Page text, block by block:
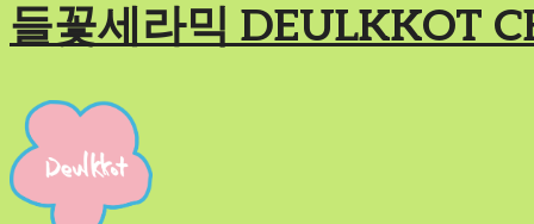
들꽃세라믹 DEULKKOT